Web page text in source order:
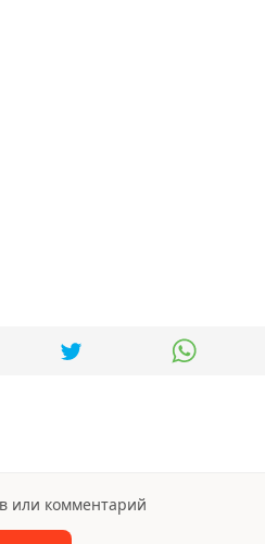
или комментарий